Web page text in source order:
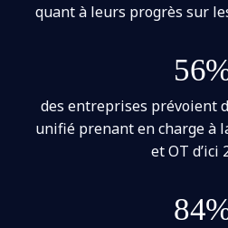
quant à leurs progrès sur
des entreprises prévoient
unifié prenant en charge à
et OT d’ici